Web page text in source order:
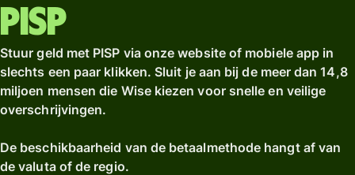
PISP
Stuur geld met PISP via onze website of mobiele app in
slechts een paar klikken. Sluit je aan bij de meer dan 14,8
miljoen mensen die Wise kiezen voor snelle en veilige
overschrijvingen.
De beschikbaarheid van de betaalmethode hangt af van
de valuta of de regio.